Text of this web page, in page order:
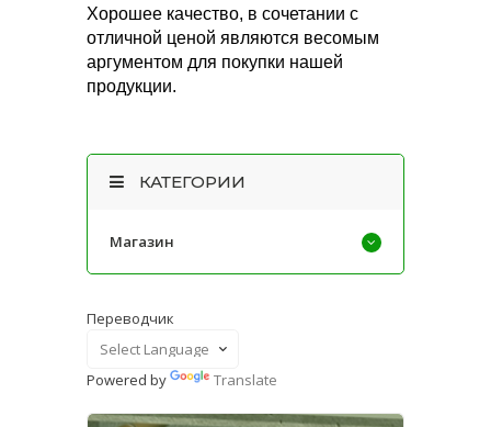
Хорошее качество, в сочетании с
отличной ценой являются весомым
аргументом для покупки нашей
продукции.
КАТЕГОРИИ
Магазин
Переводчик
Powered by Translate